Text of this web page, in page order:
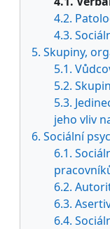
4.2.
4.3.
5. Skupiny,
5.1.
5.2.
5.3.
jeho vliv
6. Sociální
6.1.
6.2.
6.3.
6.4.